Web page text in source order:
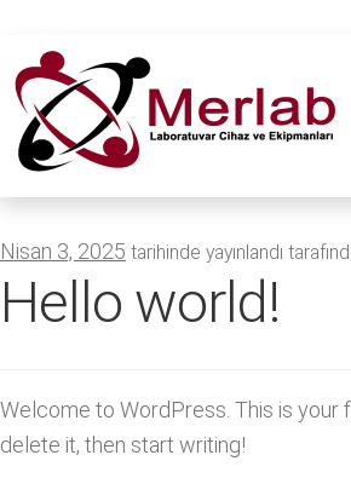
Nisan 3, 2025 tarihinde yayınlandı
Hello world!
Welcome to WordPress. This is your
delete it, then start writing!